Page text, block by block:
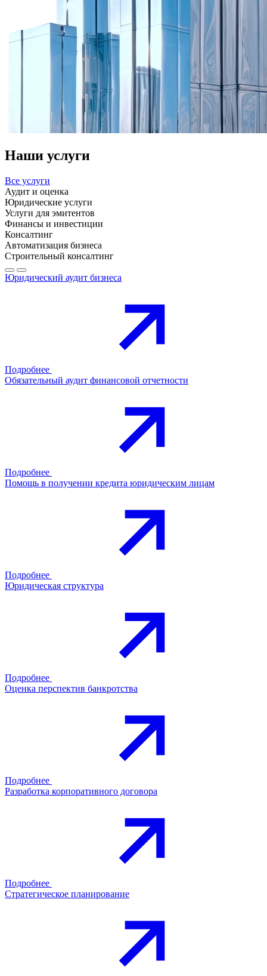
Наши услуги
Все услуги
Аудит и оценка
Юридические услуги
Услуги для эмитентов
Финансы и инвестиции
Консалтинг
Автоматизация бизнеса
Строительный консалтинг
Юридический аудит бизнеса
Подробнее
Обязательный аудит финансовой отчетности
Подробнее
Помощь в получении кредита юридическим лицам
Подробнее
Юридическая структура
Подробнее
Оценка перспектив банкротства
Подробнее
Разработка корпоративного договора
Подробнее
Стратегическое планирование